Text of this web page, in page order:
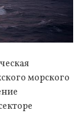
морского